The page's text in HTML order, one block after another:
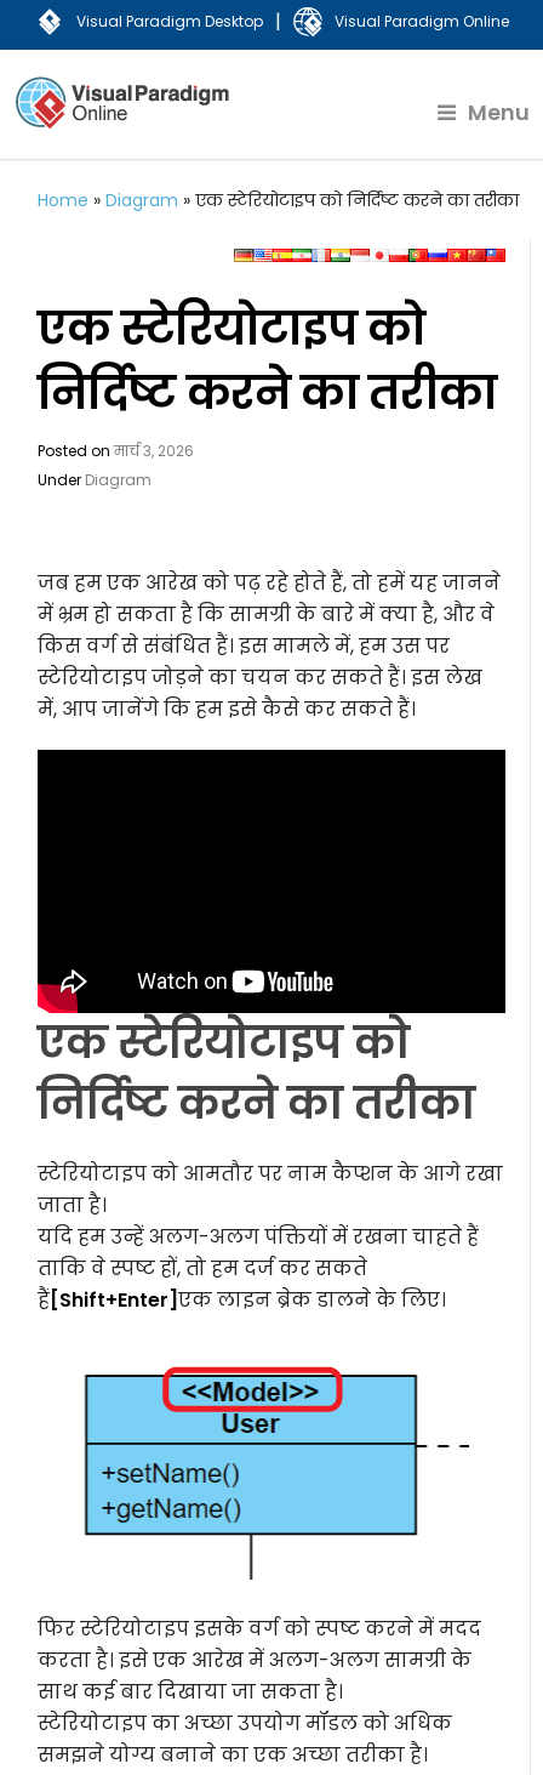
Visual Paradigm Desktop | Visual Paradigm Online
Menu
Home »Diagram »एक स्टेरियोटाइप को निर्दिष्ट करने का तरीका
एक स्टेरियोटाइप को
निर्दिष्ट करने का तरीका
Posted onमार्च 3, 2026
Under Diagram
जब हम एक आरेख को पढ़ रहे होते हैं, तो हमें यह जानने
में भ्रम हो सकता है कि सामग्री के बारे में क्या है, और वे
किस वर्ग से संबंधित हैं। इस मामले में, हम उस पर
स्टेरियोटाइप जोड़ने का चयन कर सकते हैं। इस लेख
में, आप जानेंगे कि हम इसे कैसे कर सकते हैं।
एक स्टेरियोटाइप को
निर्दिष्ट करने का तरीका
स्टेरियोटाइप को आमतौर पर नाम कैप्शन के आगे रखा
जाता है।
यदि हम उन्हें अलग-अलग पंक्तियों में रखना चाहते हैं
ताकि वे स्पष्ट हों, तो हम दर्ज कर सकते
हैं[Shift+Enter]एक लाइन ब्रेक डालने के लिए।
फिर स्टेरियोटाइप इसके वर्ग को स्पष्ट करने में मदद
करता है। इसे एक आरेख में अलग-अलग सामग्री के
साथ कई बार दिखाया जा सकता है।
स्टेरियोटाइप का अच्छा उपयोग मॉडल को अधिक
समझने योग्य बनाने का एक अच्छा तरीका है।